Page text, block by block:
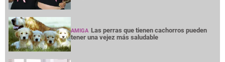
AMIGA Las perras que tienen cachorros pueden
tener una vejez más saludable